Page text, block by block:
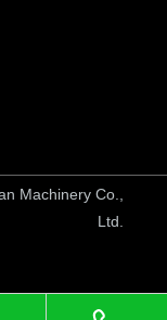
Machinery Co.,
Ltd.